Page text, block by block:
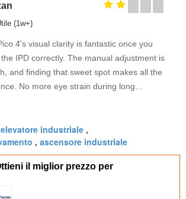
(1w+)
4's visual clarity is fantastic once you
IPD correctly. The manual adjustment is
and finding that sweet spot makes all the
No more eye strain during long
once you dial in the IPD correctly. The
adjustment is smooth, and finding that
makes all the difference. No more eye
during long sessions. Highly recommend
industriale ,
, ascensore industriale
il miglior prezzo per